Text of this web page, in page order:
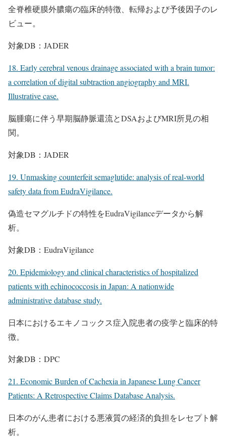
全脊椎硬膜外膿瘍の臨床的特徴、転帰および予後因子のレ
ビュー。
対象DB：JADER
18. Early cerebral venous drainage associated with a brain tumor:
a correlation of digital subtraction angiography and MRI.
Illustrative case.
脳腫瘍に伴う早期脳静脈還流とDSAおよびMRI所見の相
関。
対象DB：JADER
19. Unmasking counterfeit semaglutide: analysis of real-world
safety data from EudraVigilance.
偽造セマグルチドの特性をEudraVigilanceデータから解
析。
対象DB：EudraVigilance
20. Epidemiology and clinical characteristics of hospitalized
patients with echinococcosis in Japan: A nationwide
administrative database study.
日本におけるエキノコックス症入院患者の疫学と臨床的特
徴。
対象DB：DPC
21. Economic Burden of Cachexia in Japanese Lung Cancer
Patients: A Retrospective Claims Database Analysis.
日本のがん患者における悪液質の経済的負担をレセプト解
析。